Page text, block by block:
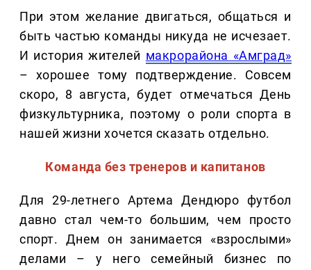
При этом желание двигаться, общаться и
быть частью команды никуда не исчезает.
И история жителей макрорайона «Амград»
– хорошее тому подтверждение. Совсем
скоро, 8 августа, будет отмечаться День
физкультурника, поэтому о роли спорта в
нашей жизни хочется сказать отдельно.
Команда без тренеров и капитанов
Для 29-летнего Артема Дендюро футбол
давно стал чем-то большим, чем просто
спорт. Днем он занимается «взрослыми»
делами – у него семейный бизнес по